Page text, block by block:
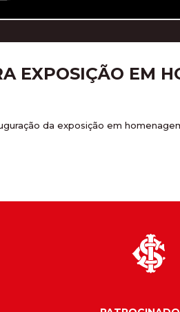
EXPOSIÇÃO EM
da exposição em